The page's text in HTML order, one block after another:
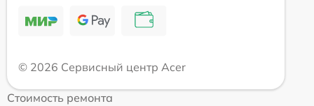
© 2026 Сервисный центр Acer
Стоимость ремонта